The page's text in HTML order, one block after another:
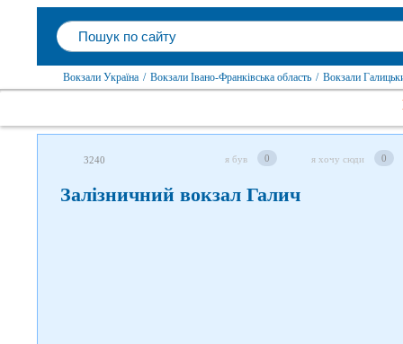
Вокзали Україна / Вокзали Івано-Франківська область / Вокзали
3240 я був 0 я хочу сюди 0
Залізничний вокзал Галич
Слідкуйте за нами в соцмережах